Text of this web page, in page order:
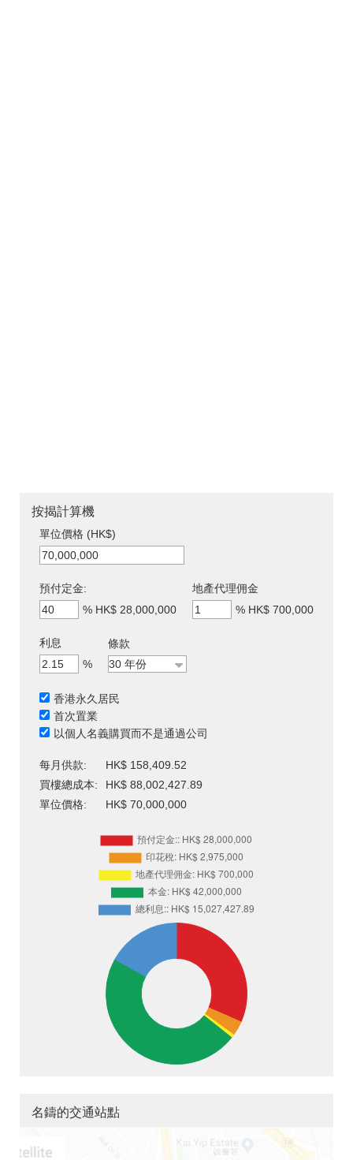
按揭計算機
單位價格 (HK$)
預付定金:
% HK$ 28,000,000
地產代理佣金
% HK$ 700,000
利息
%
條款
香港永久居民
首次置業
以個人名義購買而不是通過公司
每月供款:
HK$ 158,409.52
買樓總成本:
HK$ 88,002,427.89
單位價格:
HK$ 70,000,000
名鑄的交通站點